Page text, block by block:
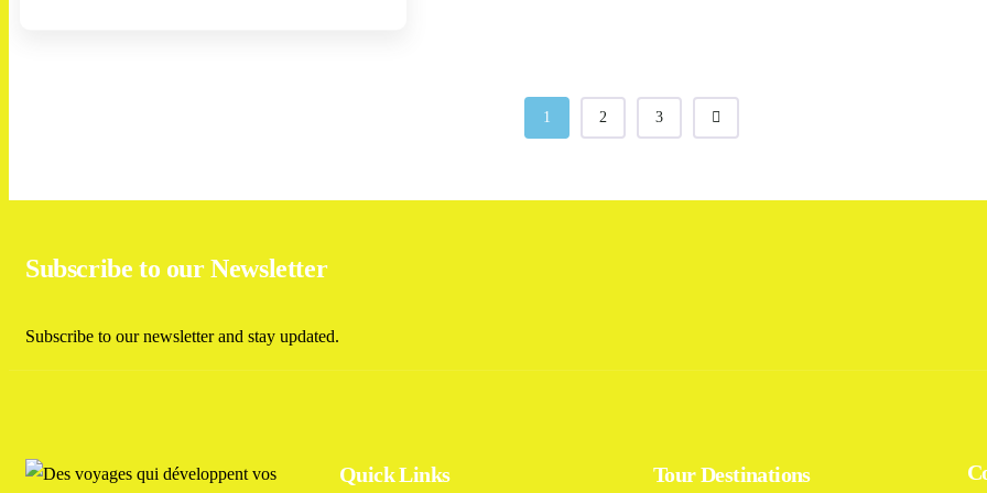
1 2 3
Subscribe to our Newsletter
Subscribe to our newsletter and stay updated.
Quick Links Tour Destinations